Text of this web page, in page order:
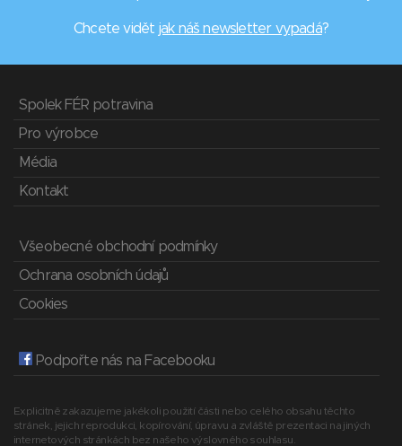
Chcete vidět jak náš newsletter vypadá?
Spolek FÉR potravina
Pro výrobce
Média
Kontakt
Všeobecné obchodní podmínky
Ochrana osobních údajů
Cookies
Podpořte nás na Facebooku
Explicitně zakazujeme jakékoli použití části nebo celého obsahu těchto
stránek, jejich reprodukci, kopírování, úpravu a zvláště prezentaci na jiných
internetových stránkách bez našeho výslovného souhlasu.